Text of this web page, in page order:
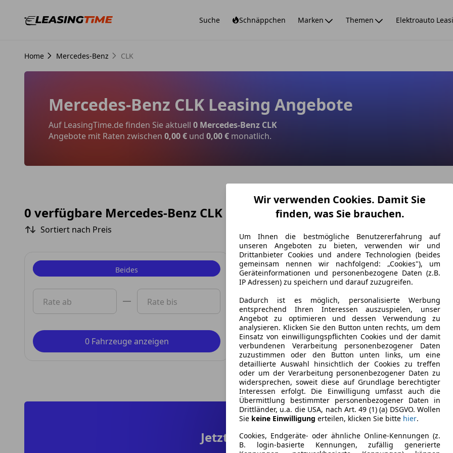
Suche Schnäppchen Marken Themen Elektroauto
Home Mercedes-Benz CLK
Mercedes-Benz CLK Leasing Angebote
Auf LeasingTime.de finden Sie aktuell 0 Mercedes-Benz CLK
Angebote mit Raten zwischen 0,00 € und 0,00 € monatlich.
0 verfügbare Mercedes-Benz CLK Leasingangebote
Sortiert nach Preis
Beides
Rate ab Rate bis
0 Fahrzeuge anzeigen
Mercedes-Benz CLK Angebote
Jetzt Ihren Wunsch-Mercedes-Benz CLK
Wir verwenden Cookies. Damit Sie
finden, was Sie brauchen.
Um Ihnen die bestmögliche Benutzererfahrung auf
unseren Angeboten zu bieten, verwenden wir und
Drittanbieter Cookies und andere Technologien (beides
gemeinsam nennen wir nachfolgend: „Cookies"), um
Geräteinformationen und personenbezogene Daten (z.B.
IP Adressen) zu speichern und darauf zuzugreifen.
Dadurch ist es möglich, personalisierte Werbung
entsprechend Ihren Interessen auszuspielen, unser
Angebot zu optimieren und dessen Verwendung zu
analysieren. Klicken Sie den Button unten rechts, um dem
Einsatz von einwilligungspflichten Cookies und der damit
verbundenen Verarbeitung personenbezogener Daten
zuzustimmen oder den Button unten links, um eine
detaillierte Auswahl hinsichtlich der Cookies zu treffen
oder um der Verarbeitung personenbezogener Daten zu
widersprechen, soweit diese auf Grundlage berechtigter
Interessen erfolgt. Die Einwilligung umfasst auch die
Übermittlung bestimmter personenbezogener Daten in
Drittländer, u.a. die USA, nach Art. 49 (1) (a) DSGVO. Wollen
Sie keine Einwilligung erteilen, klicken Sie bitte hier.
Cookies, Endgeräte- oder ähnliche Online-Kennungen (z.
B. login-basierte Kennungen, zufällig generierte